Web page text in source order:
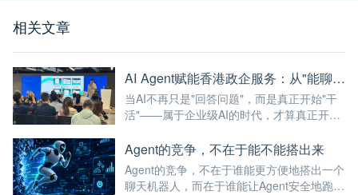
相关文章
AI Agent赋能香港政企服务：从"能聊天"到"能干活"的最后一公里
当AI不再只是"回答问题"，而是真正开始"干
活"——属于企业级AI的时代，才算真正开
Agent的竞争，不在于能不能搭出来
Agent的竞争，不在于谁能更方便地搭出一个
聊天机器人，而在于谁能让Agent安全地跑进